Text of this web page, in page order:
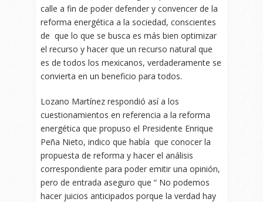
calle a fin de poder defender y convencer de la
reforma energética a la sociedad, conscientes
de que lo que se busca es más bien optimizar
el recurso y hacer que un recurso natural que
es de todos los mexicanos, verdaderamente se
convierta en un beneficio para todos.
Lozano Martínez respondió así a los
cuestionamientos en referencia a la reforma
energética que propuso el Presidente Enrique
Peña Nieto, indico que había que conocer la
propuesta de reforma y hacer el análisis
correspondiente para poder emitir una opinión,
pero de entrada aseguro que “ No podemos
hacer juicios anticipados porque la verdad hay